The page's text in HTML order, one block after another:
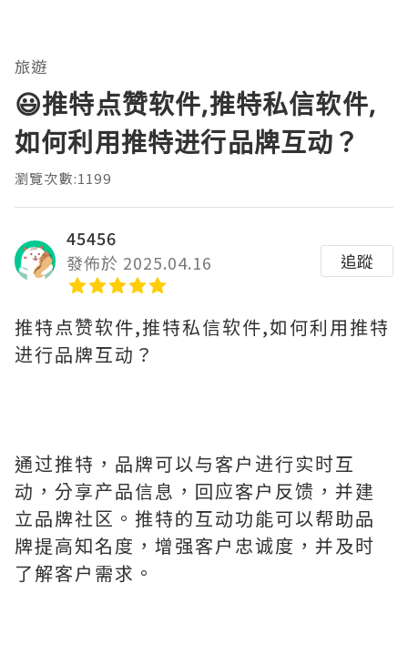
旅遊
😃推特点赞软件,推特私信软件,
如何利用推特进行品牌互动？
瀏覽次數:1199
45456
發佈於 2025.04.16
追蹤
推特点赞软件,推特私信软件,如何利用推特
进行品牌互动？
通过推特，品牌可以与客户进行实时互
动，分享产品信息，回应客户反馈，并建
立品牌社区。推特的互动功能可以帮助品
牌提高知名度，增强客户忠诚度，并及时
了解客户需求。